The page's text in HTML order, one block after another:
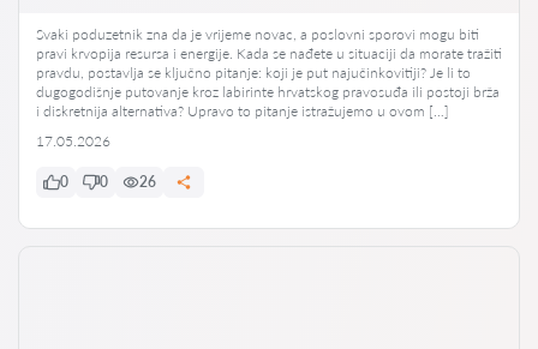
Svaki poduzetnik zna da je vrijeme novac, a poslovni sporovi mogu biti
pravi krvopija resursa i energije. Kada se nađete u situaciji da morate tražiti
pravdu, postavlja se ključno pitanje: koji je put najučinkovitiji? Je li to
dugogodišnje putovanje kroz labirinte hrvatskog pravosuđa ili postoji brža
i diskretnija alternativa? Upravo to pitanje istražujemo u ovom […]
17.05.2026
0 0 26